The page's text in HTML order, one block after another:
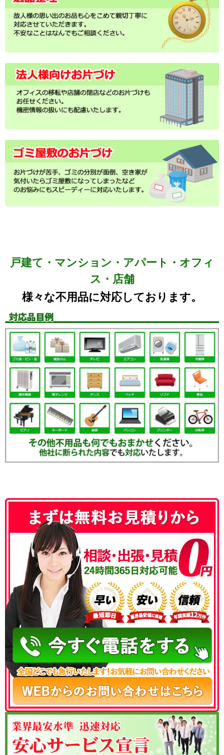
戸建て・マンション・アパート・オフィ
ス・店舗
様々な不用品に対応しております。
050-3186-4780